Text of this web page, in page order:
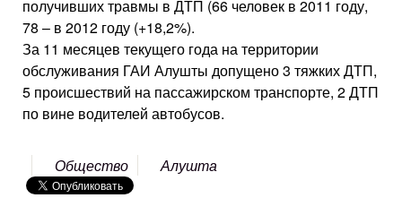
получивших травмы в ДТП (66 человек в 2011 году,
78 – в 2012 году (+18,2%).
За 11 месяцев текущего года на территории
обслуживания ГАИ Алушты допущено 3 тяжких ДТП,
5 происшествий на пассажирском транспорте, 2 ДТП
по вине водителей автобусов.
Общество Алушта